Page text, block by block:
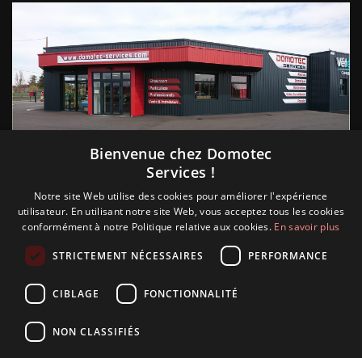
Suivez nous
Bienvenue chez Domotec
Services !
Notre site Web utilise des cookies pour améliorer l'expérience
utilisateur. En utilisant notre site Web, vous acceptez tous les cookies
conformément à notre Politique relative aux cookies. En savoir plus
STRICTEMENT NÉCESSAIRES PERFORMANCE
CIBLAGE FONCTIONNALITÉ
NON CLASSIFIÉS